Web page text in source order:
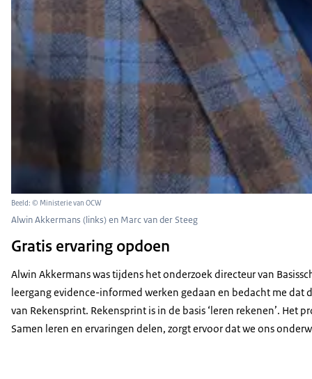
Beeld: © Ministerie van OCW
Alwin Akkermans (links) en Marc van der Steeg
Gratis ervaring opdoen
Alwin Akkermans was tijdens het onderzoek directeur van
leergang evidence-informed werken gedaan en bedacht me
van Rekensprint. Rekensprint is in de basis ‘leren rekenen’.
Samen leren en ervaringen delen, zorgt ervoor dat we ons